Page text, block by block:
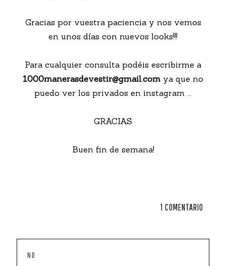
Gracias por vuestra paciencia y nos vemos
en unos días con nuevos looks!!!
Para cualquier consulta podéis escribirme a
1000manerasdevestir@gmail.com ya que no
puedo ver los privados en instagram ...
GRACIAS
Buen fin de semana!
1 COMENTARIO
ND